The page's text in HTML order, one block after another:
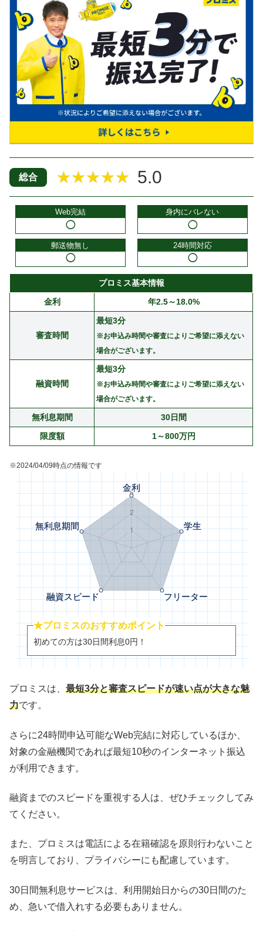
総合 ★★★★★ 5.0
Web完結
◯
身内にバレない
◯
郵送物無し
◯
24時間対応
◯
プロミス基本情報
金利
年2.5～18.0%
審査時間
最短3分
※お申込み時間や審査によりご希望に添えない
場合がございます。
融資時間
最短3分
※お申込み時間や審査によりご希望に添えない
場合がございます。
無利息期間
30日間
限度額
1～800万円
※2024/04/09時点の情報です
★プロミスのおすすめポイント
初めての方は30日間利息0円！
プロミスは、 最短3分と審査スピードが速い点が大きな魅
力です。
さらに24時間申込可能なWeb完結に対応しているほか、
対象の金融機関であれば最短10秒のインターネット振込
が利用できます。
融資までのスピードを重視する人は、ぜひチェックしてみ
てください。
また、プロミスは電話による在籍確認を原則行わないこと
を明言しており、プライバシーにも配慮しています。
30日間無利息サービスは、利用開始日からの30日間のた
め、急いで借入れする必要もありません。